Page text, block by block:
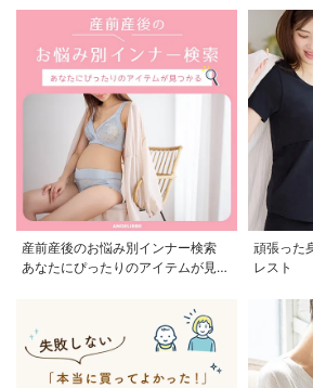
産前産後のお悩み別インナー検索
あなたにぴったりのアイテムが見つ
頑張った
レスト